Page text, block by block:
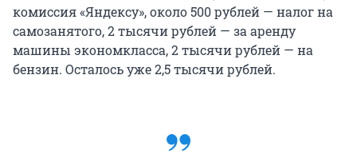
комиссия «Яндексу», около 500 рублей — налог на
самозанятого, 2 тысячи рублей — за аренду
машины экономкласса, 2 тысячи рублей — на
бензин. Осталось уже 2,5 тысячи рублей.